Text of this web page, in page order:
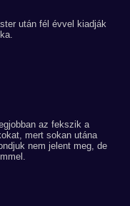
után fél évvel kiadják
az fekszik a
mert sokan utána
nem jelent meg, de